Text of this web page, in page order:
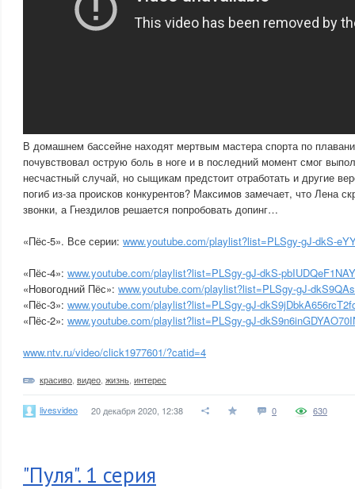
В домашнем бассейне находят мертвым мастера спорта по
почувствовал острую боль в ноге и в последний момент смог
несчастный случай, но сыщикам предстоит отработать и другие
погиб из-за происков конкурентов? Максимов замечает, что Лена
звонки, а Гнездилов решается попробовать допинг…
«Пёс-5». Все серии: www.youtube.com/playlist?list=PLSgy-gJ-dkS-
«Пёс-4»: www.youtube.com/playlist?list=PLSgy-gJ-dkS-
«Новогодний Пёс»: www.youtube.com/playlist?list=PLSgy-gJ-
«Пёс-3»: www.youtube.com/playlist?list=PLSgy-gJ-
«Пёс-2»: www.youtube.com/playlist?list=PLSgy-gJ-
www.ntv.ru/video/click1977601/?catid=4
красиво видео жизнь интерес
livesvideo 20 декабря 2020, 12:38 0 630
"Пуля". 1 серия